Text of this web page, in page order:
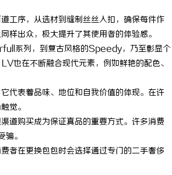
工序，从选材到缝制丝丝入扣，确保每件作
样出众，极大提升了其使用者的体验感。
系列，到复古风格的Speedy，乃至彰显个
也在不断融合现代元素，例如鲜艳的配色、
代表着品味、地位和自我价值的体现。在许
觉。
道购买成为保证真品的重要方式。许多消费
。
者在更换包包时会选择通过专门的二手奢侈